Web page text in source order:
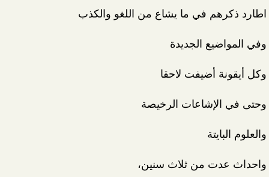
اطارد ذكرهم في ما يشاع من اللغو والكذب
وفي المواضيع الجديدة
وكل أيقونة أضيفت لاحقا
وحتى في الإشاعات الرخيصة
والعلوم البايتة
واحداث عدت من ثلاث سنين،